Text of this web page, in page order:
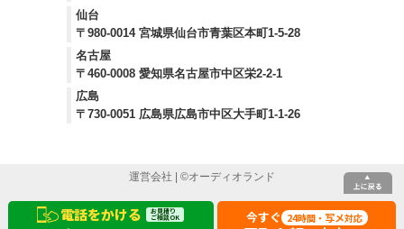
電話をかける お見積り
ご相談OK 今すぐ 24時間・ 写メ対応
仙台
〒980-0014 宮城県仙台市青葉区本町1-5-28
名古屋
〒460-0008 愛知県名古屋市中区栄2-2-1
広島
〒730-0051 広島県広島市中区大手町1-1-26
運営会社 | ©オーディオランド